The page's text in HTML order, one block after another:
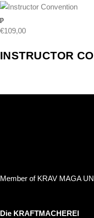
€109,00
INSTRUCTOR
Member of KRAV MAGA
Die KRAFTMACHEREI